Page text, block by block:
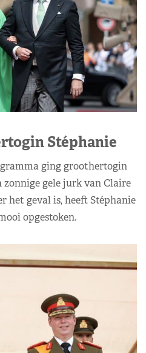
Stéphanie
ging groothertogin
zonnige gele jurk van Claire
het geval is, heeft Stéphanie
opgestoken.